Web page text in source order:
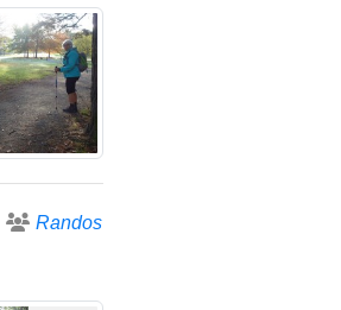
Randos